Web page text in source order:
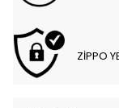
ZİPPO